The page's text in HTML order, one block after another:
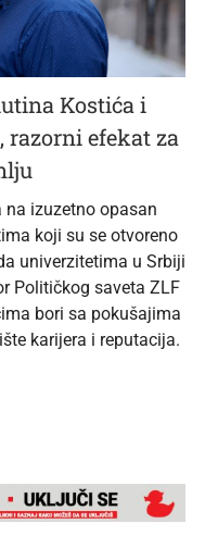
Kostića i
efekat za
izuzetno opasan
koji su se otvoreno
univerzitetima u Srbiji
Političkog saveta ZLF
bori sa pokušajima
karijera i reputacija.